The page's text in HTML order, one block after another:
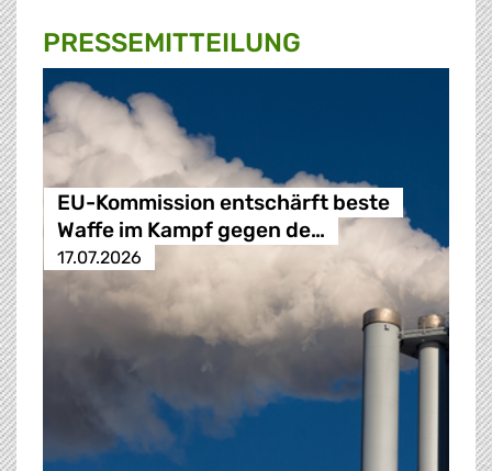
PRESSE­MITTEILUNG
EU-Kommission entschärft beste
Waffe im Kampf gegen de…
17.07.2026